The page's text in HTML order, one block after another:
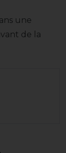
une
de la